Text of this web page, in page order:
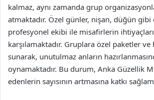
kalmaz, aynı zamanda grup
atmaktadır. Özel günler, nişan, düğün
profesyonel ekibi ile misafirlerin
karşılamaktadır. Gruplara özel paketler
sunarak, unutulmaz anların
oynamaktadır. Bu durum, Anka Güzellik
edenlerin sayısının artmasına katkı